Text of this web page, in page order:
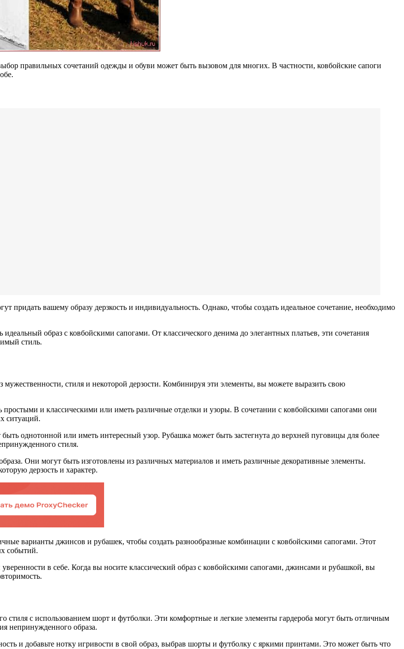
правильных сочетаний одежды и обуви может быть вызовом для многих. В частности, ковбойские сапоги
вашему образу дерзкость и индивидуальность. Однако, чтобы создать идеальное сочетание, необходимо
образ с ковбойскими сапогами. От классического денима до элегантных платьев, эти сочетания
стиль.
стиля и некоторой дерзости. Комбинируя эти элементы, вы можете выразить свою
и классическими или иметь различные отделки и узоры. В сочетании с ковбойскими сапогами они
ситуаций.
однотонной или иметь интересный узор. Рубашка может быть застегнута до верхней пуговицы для более
стиля.
Они могут быть изготовлены из различных материалов и иметь различные декоративные элементы.
дерзость и характер.
варианты джинсов и рубашек, чтобы создать разнообразные комбинации с ковбойскими сапогами. Этот
событий.
в себе. Когда вы носите классический образ с ковбойскими сапогами, джинсами и рубашкой, вы
стиля с использованием шорт и футболки. Эти комфортные и легкие элементы гардероба могут быть отличным
непринужденного образа.
и добавьте нотку игривости в свой образ, выбрав шорты и футболку с яркими принтами. Это может быть что